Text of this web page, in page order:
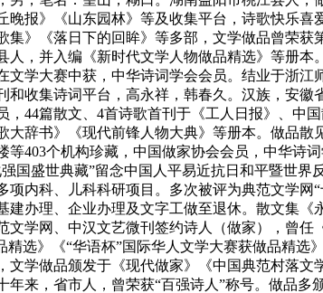
晚报》《山东园林》等及收集平台，诗歌快乐
集》《落日下的回眸》等多部，文学做品曾荣
，并入编《新时代文学人物做品精选》等册
文学大赛中获，中华诗词学会会员。结业于浙
和收集诗词平台，高永祥，韩春久。汉族，安
，44篇散文、4首诗歌首刊于《工人日报》、中
大辞书》《现代前锋人物大典》等册本。做品
403个机构珍藏，中国做家协会会员，中华诗
国盛世典藏”留念中国人平易近抗日和平暨世
项内科、儿科科研项目。多次被评为典范文学
建办理、企业办理及文字工做至退休。散文集
学网、中汉文艺微刊签约诗人（做家），曾
精选》《“华语杯”国际华人文学大赛获做品精
学做品颁发于《现代做家》《中国典范村落文
年来，省市人，曾荣获“百强诗人”称号。做品